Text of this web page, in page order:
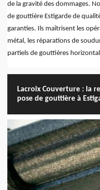
de la gravité des dommages.
de gouttière Estigarde de
garanties. Ils maîtrisent les
métal, les réparations de
partiels de gouttières
Lacroix Couverture : la
pose de gouttière à